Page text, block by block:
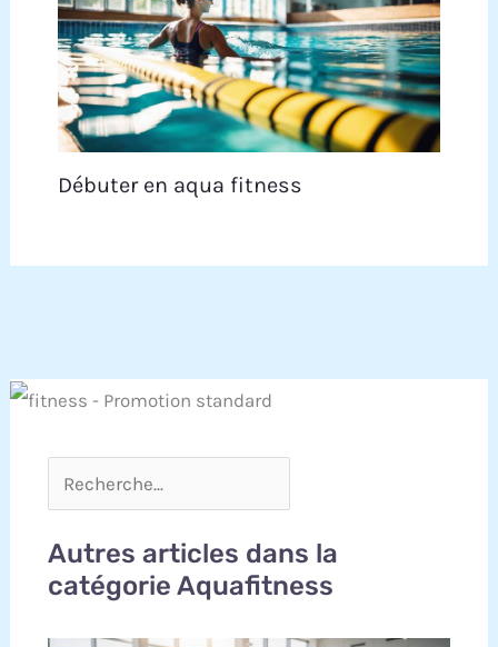
Débuter en aqua fitness
Autres articles dans la
catégorie Aquafitness